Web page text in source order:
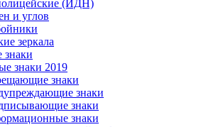
(ИДН)
и углов
зеркала
знаки 2019
знаки
знаки
знаки
знаки